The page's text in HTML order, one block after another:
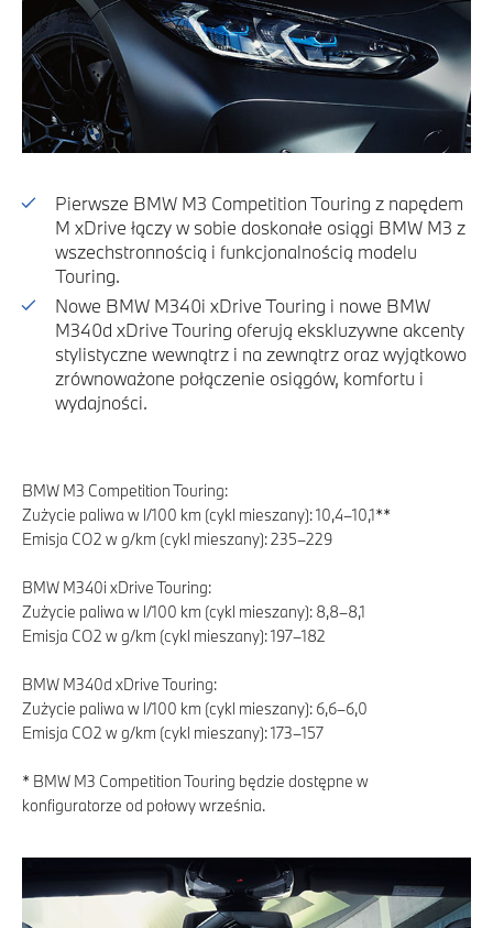
Pierwsze BMW M3 Competition Touring z napędem
M xDrive łączy w sobie doskonałe osiągi BMW M3 z
wszechstronnością i funkcjonalnością modelu
Touring.
Nowe BMW M340i xDrive Touring i nowe BMW
M340d xDrive Touring oferują ekskluzywne akcenty
stylistyczne wewnątrz i na zewnątrz oraz wyjątkowo
zrównoważone połączenie osiągów, komfortu i
wydajności.
BMW M3 Competition Touring:
Zużycie paliwa w l/100 km (cykl mieszany): 10,4–10,1**
Emisja CO2 w g/km (cykl mieszany): 235–229
BMW M340i xDrive Touring:
Zużycie paliwa w l/100 km (cykl mieszany): 8,8–8,1
Emisja CO2 w g/km (cykl mieszany): 197–182
BMW M340d xDrive Touring:
Zużycie paliwa w l/100 km (cykl mieszany): 6,6–6,0
Emisja CO2 w g/km (cykl mieszany): 173–157
* BMW M3 Competition Touring będzie dostępne w
konfiguratorze od połowy września.